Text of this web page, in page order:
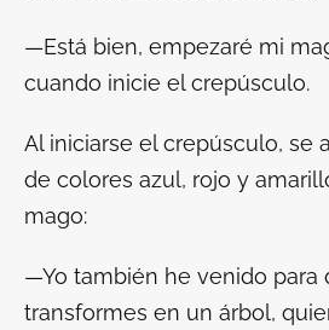
—Está bien, empezaré mi
cuando inicie el crepúsculo.
Al iniciarse el crepúsculo, se
de colores azul, rojo y
mago:
—Yo también he venido para
transformes en un árbol,